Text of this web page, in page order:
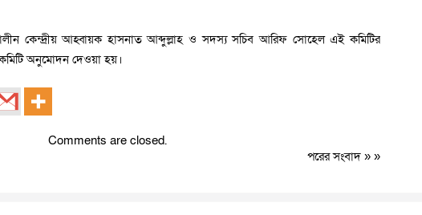
কেন্দ্রীয় আহ্বায়ক হাসনাত আব্দুল্লাহ ও সদস্য সচিব আরিফ সোহেল এই কমিটির
অনুমোদন দেওয়া হয়।
Comments are closed.
পরের সংবাদ » »